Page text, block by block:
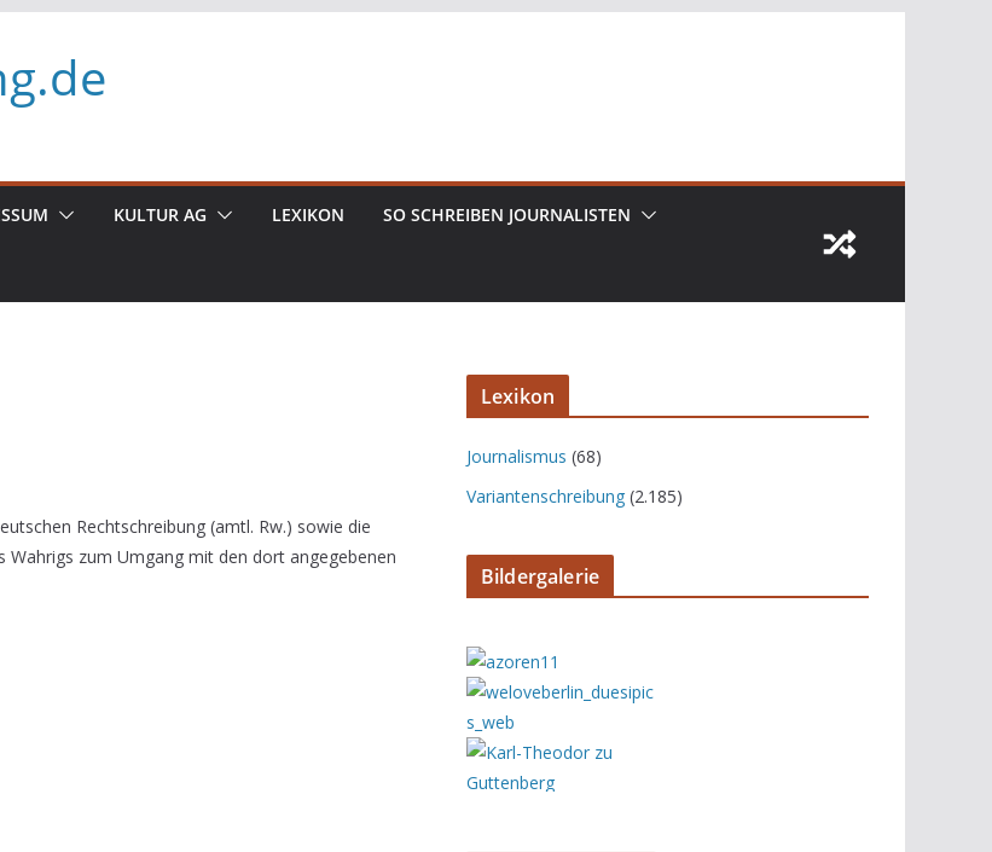
KULTUR AG LEXIKON SO SCHREIBEN JOURNALISTEN
Rechtschreibung (amtl. Rw.) sowie die
zum Umgang mit den dort angegebenen
Lexikon
Journalismus (68)
Variantenschreibung (2.185)
Bildergalerie